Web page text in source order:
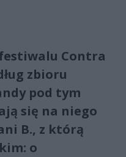
Contra
zbioru
pod tym
się na niego
B., z którą
o